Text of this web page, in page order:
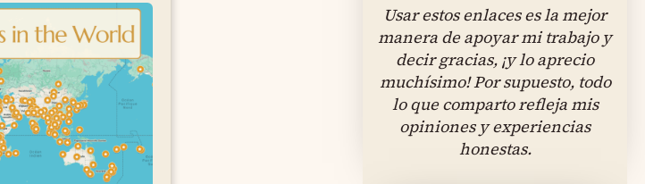
Usar estos enlaces es la mejor
manera de apoyar mi trabajo y
decir gracias, ¡y lo aprecio
muchísimo! Por supuesto, todo
lo que comparto refleja mis
opiniones y experiencias
honestas.